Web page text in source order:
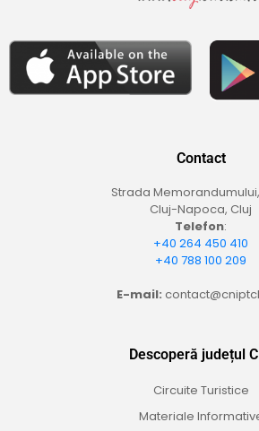
Contact
Strada Memorandumului,
Cluj-Napoca, Cluj
Telefon:
+40 264 450 410
+40 788 100 209
E-mail:
Descoperă județul
Circuite Turistice
Materiale